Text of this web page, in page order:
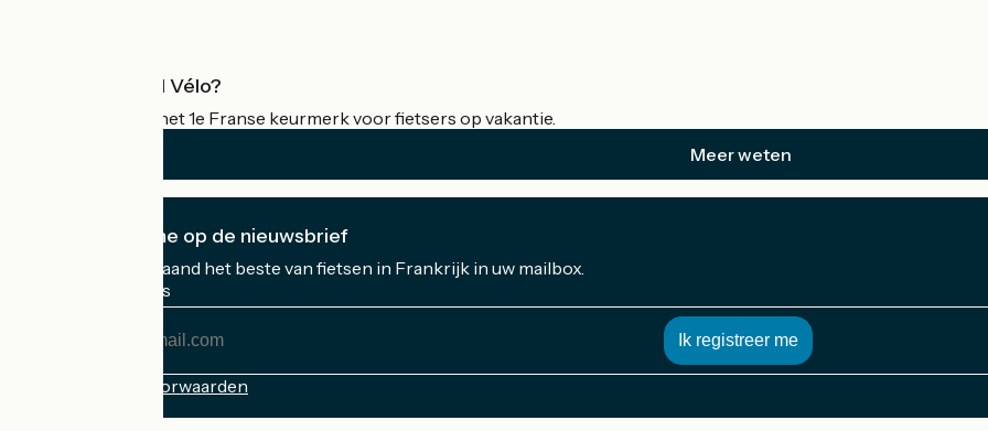
Wat is Accueil Vélo?
Accueil Vélo is het 1e Franse keurmerk voor fietsers op vakantie.
Meer weten
Ik abonneer me op de nieuwsbrief
Ontvang elke maand het beste van fietsen in Frankrijk in uw mailbox.
Mijn e-mailadres
Inschrijvingsvoorwaarden